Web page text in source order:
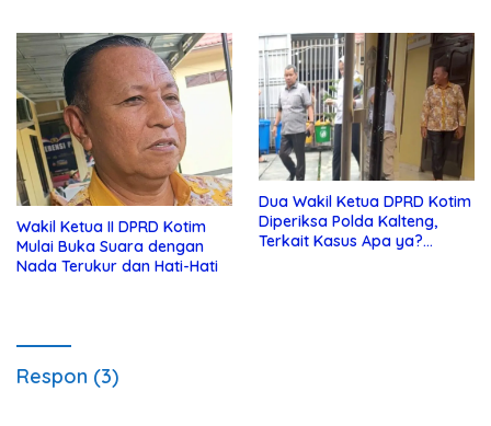
Wakil Ketua II DPRD Kotim
Mulai Buka Suara dengan
Nada Terukur dan Hati-Hati
Dua Wakil Ketua DPRD Kotim
Diperiksa Polda Kalteng,
Terkait Kasus Apa ya?…
Respon (3)